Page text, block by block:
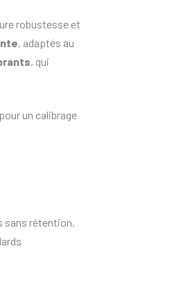
robustesse et
, adaptés au
, qui
un calibrage
sans rétention.